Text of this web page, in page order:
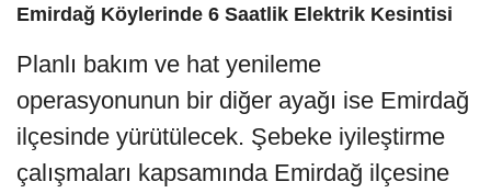
Emirdağ Köylerinde 6 Saatlik Elektrik Kesintisi
Planlı bakım ve hat yenileme
operasyonunun bir diğer ayağı ise Emirdağ
ilçesinde yürütülecek. Şebeke iyileştirme
çalışmaları kapsamında Emirdağ ilçesine